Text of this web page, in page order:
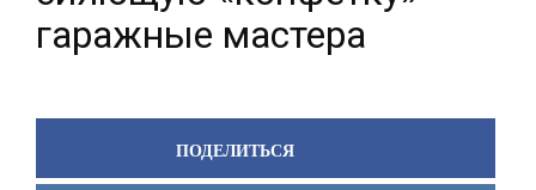
гаражные мастера
ПОДЕЛИТЬСЯ